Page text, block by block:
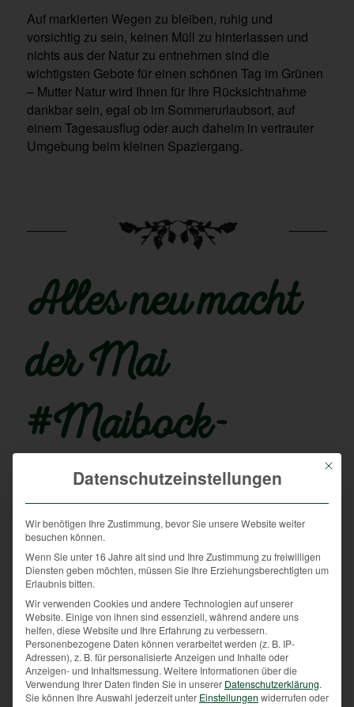
Auf markierten Wegen zu bleiben, ruhig und
vorsichtig zu sein, keinen Müll zu hinterlassen und
nichts aus der Natur zu entnehmen sind die
wichtigsten Gebote für einen schönen Tag im Grünen
– Mutter Natur wird Ihnen für Ihre Rücksichtnahme
dankbar sein, egal ob im Sommerurlaubsort, auf
einem Tagesausflug oder auch daheim in vertrauter
Umgebung beim kleinen Spaziergang.
Alles neu macht
der Mai
#Maibock-
Maibaum-
Maimusik
Der 1. Mai – ein Tag, auf den ich mich jedes Jahr
besonders freue!
Als fleißige Jägerin drängt es mich schon in den
frühen Morgenstunden hinaus in den Wald. Dem Tag,
diesem Morgen beim Erwachen zuzusehen, ist jedes
Mit
Datenschutzeinstellungen
Wir benötigen Ihre Zustimmung, bevor Sie unsere Website weiter
besuchen können.
Wenn Sie unter 16 Jahre alt sind und Ihre Zustimmung zu freiwilligen
Diensten geben möchten, müssen Sie Ihre Erziehungsberechtigten um
Erlaubnis bitten.
Wir verwenden Cookies und andere Technologien auf unserer
Website. Einige von ihnen sind essenziell, während andere uns
helfen, diese Website und Ihre Erfahrung zu verbessern.
Personenbezogene Daten können verarbeitet werden (z. B. IP-
Adressen), z. B. für personalisierte Anzeigen und Inhalte oder
Anzeigen- und Inhaltsmessung. Weitere Informationen über die
Verwendung Ihrer Daten finden Sie in unserer Datenschutzerklärung.
Sie können Ihre Auswahl jederzeit unter Einstellungen widerrufen oder